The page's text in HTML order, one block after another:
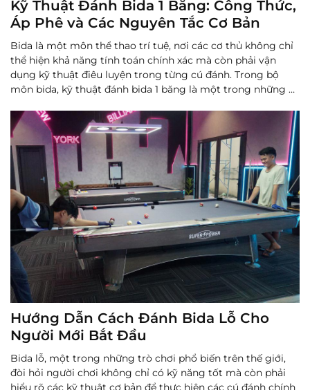
Kỹ Thuật Đánh Bida 1 Băng: Công Thức,
Áp Phê và Các Nguyên Tắc Cơ Bản
Bida là một môn thể thao trí tuệ, nơi các cơ thủ không chỉ
thể hiện khả năng tính toán chính xác mà còn phải vận
dụng kỹ thuật điêu luyện trong từng cú đánh. Trong bộ
môn bida, kỹ thuật đánh bida 1 băng là một trong những kỹ
Hướng Dẫn Cách Đánh Bida Lỗ Cho
Người Mới Bắt Đầu
Bida lỗ, một trong những trò chơi phổ biến trên thế giới,
đòi hỏi người chơi không chỉ có kỹ năng tốt mà còn phải
hiểu rõ các kỹ thuật cơ bản để thực hiện các cú đánh chính